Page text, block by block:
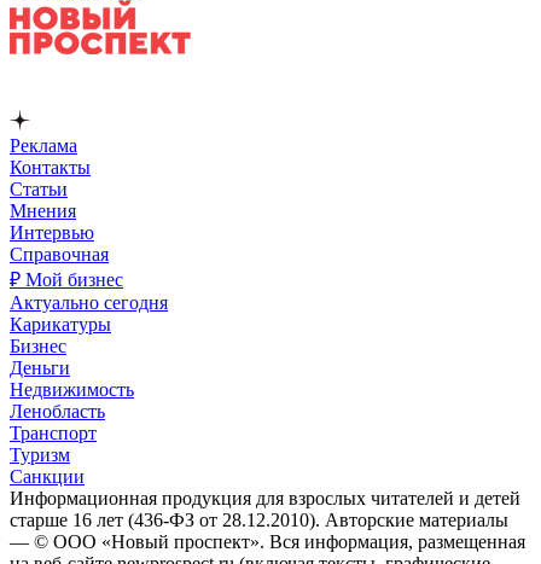
Реклама
Контакты
Статьи
Мнения
Интервью
Справочная
₽ Мой бизнес
Актуально сегодня
Карикатуры
Бизнес
Деньги
Недвижимость
Ленобласть
Транспорт
Туризм
Санкции
Информационная продукция для взрослых читателей и детей
старше 16 лет (436-ФЗ от 28.12.2010). Авторские материалы
— © ООО «Новый проспект». Вся информация, размещенная